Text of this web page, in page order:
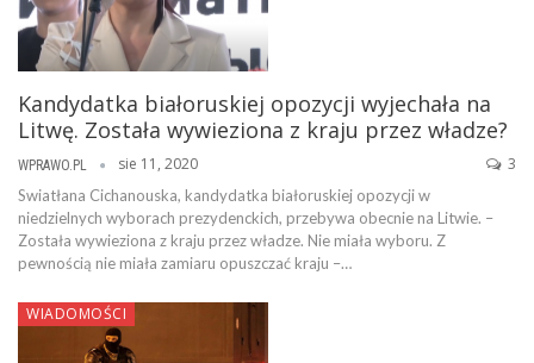
Kandydatka białoruskiej opozycji wyjechała na
Litwę. Została wywieziona z kraju przez władze?
WPRAWO.PL sie 11, 2020 3
Swiatłana Cichanouska, kandydatka białoruskiej opozycji w
niedzielnych wyborach prezydenckich, przebywa obecnie na Litwie. –
Została wywieziona z kraju przez władze. Nie miała wyboru. Z
pewnością nie miała zamiaru opuszczać kraju –…
WIADOMOŚCI